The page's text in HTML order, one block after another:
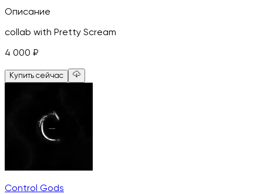
Описание
collab with Pretty Scream
4 000 ₽
Купить сейчас
Control Gods